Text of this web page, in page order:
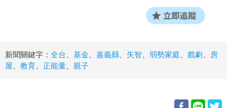
新聞關鍵字： 全台 基金 嘉義縣 失智 弱勢家庭 戲劇
房
屋
教育 正能量 親子